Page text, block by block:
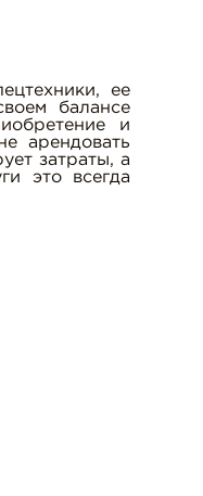
ее
балансе
и
арендовать
затраты, а
это всегда